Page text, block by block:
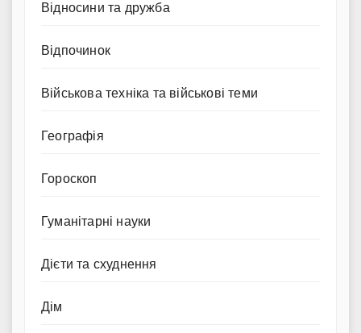
Відносини та дружба
Відпочинок
Військова техніка та військові теми
Географія
Гороскоп
Гуманітарні науки
Дієти та схуднення
Дім